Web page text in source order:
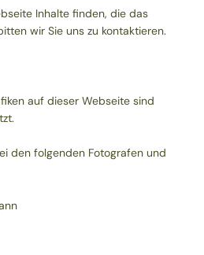
Inhalte finden, die das
wir Sie uns zu kontaktieren.
auf dieser Webseite sind
den folgenden Fotografen und